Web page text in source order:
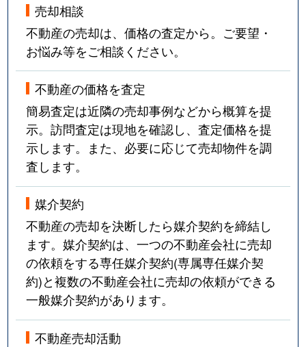
売却相談
不動産の売却は、価格の査定から。ご要望・
お悩み等をご相談ください。
不動産の価格を査定
簡易査定は近隣の売却事例などから概算を提
示。訪問査定は現地を確認し、査定価格を提
示します。また、必要に応じて売却物件を調
査します。
媒介契約
不動産の売却を決断したら媒介契約を締結し
ます。媒介契約は、一つの不動産会社に売却
の依頼をする専任媒介契約(専属専任媒介契
約)と複数の不動産会社に売却の依頼ができる
一般媒介契約があります。
不動産売却活動